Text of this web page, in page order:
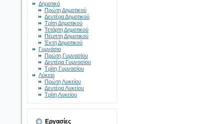
Δημοτικό
Πρώτη Δημοτικού
Δευτέρα Δημοτικού
Τρίτη Δημοτικού
Τετάρτη Δημοτικού
Πέμπτη Δημοτικού
Έκτη Δημοτικού
Γυμνάσιο
Πρώτη Γυμνασίου
Δευτέρα Γυμνασίου
Τρίτη Γυμνασίου
Λύκειο
Πρώτη Λυκείου
Δευτέρα Λυκείου
Τρίτη Λυκείου
Εργασίες